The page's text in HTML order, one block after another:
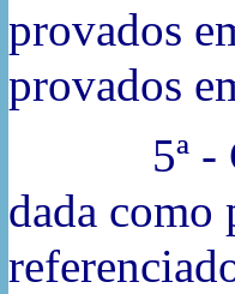
provados
provados
5ª -
dada como